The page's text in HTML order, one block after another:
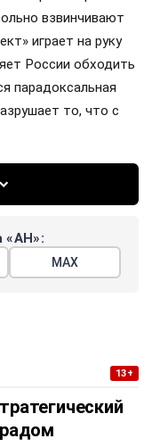
взвинчивают
играет на руку
России обходить
парадоксальная
то, что с
«АН»:
МАХ
13+